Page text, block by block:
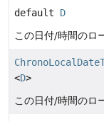
default D
この日付/時間のロ
<D>
この日付/時間のロ